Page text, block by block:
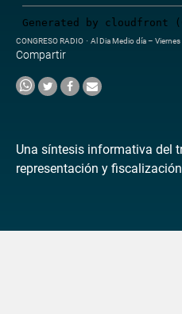
CONGRESO RADIO · Al Dia Medio día –
Compartir
Una síntesis informativa del
representación y